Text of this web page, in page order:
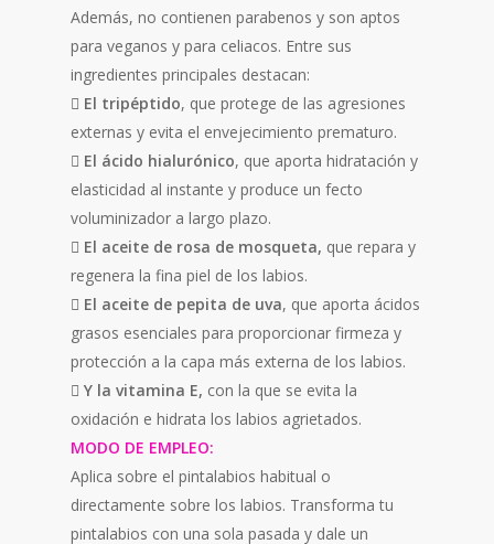
Además, no contienen parabenos y son aptos
para veganos y para celiacos. Entre sus
ingredientes principales destacan:
 El tripéptido, que protege de las agresiones
externas y evita el envejecimiento prematuro.
 El ácido hialurónico, que aporta hidratación y
elasticidad al instante y produce un fecto
voluminizador a largo plazo.
 El aceite de rosa de mosqueta, que repara y
regenera la fina piel de los labios.
 El aceite de pepita de uva, que aporta ácidos
grasos esenciales para proporcionar firmeza y
protección a la capa más externa de los labios.
 Y la vitamina E, con la que se evita la
oxidación e hidrata los labios agrietados.
MODO DE EMPLEO:
Aplica sobre el pintalabios habitual o
directamente sobre los labios. Transforma tu
pintalabios con una sola pasada y dale un